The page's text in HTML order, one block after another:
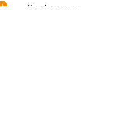
i
Mikor kapom meg a